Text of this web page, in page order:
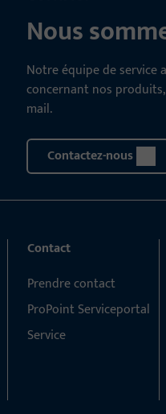
Nous
Notre équipe de
concernant nos
mail.
Contactez-nous
Contact
Prendre contact
ProPoint Serviceportal
Service